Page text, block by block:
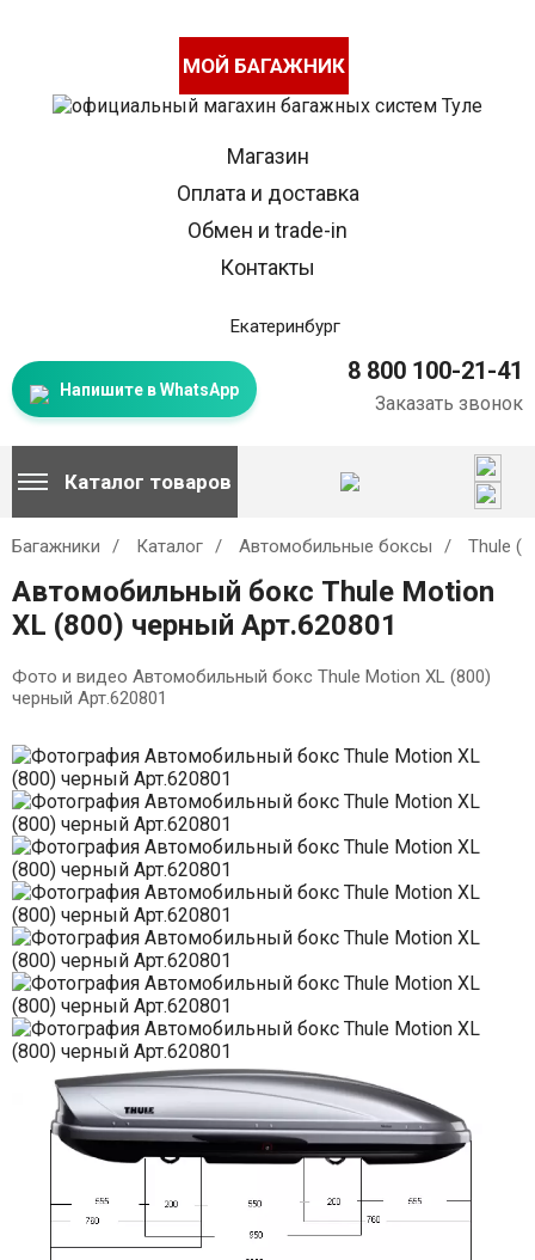
МОЙ БАГАЖНИК
Магазин
Оплата и доставка
Обмен и trade-in
Контакты
Екатеринбург
Напишите в WhatsApp
8 800 100-21-41
Заказать звонок
Каталог товаров
Багажники Каталог Автомобильные боксы Thule
Автомобильный бокс Thule Motion
XL (800) черный Арт.620801
Фото и видео Автомобильный бокс Thule Motion XL (800)
черный Арт.620801